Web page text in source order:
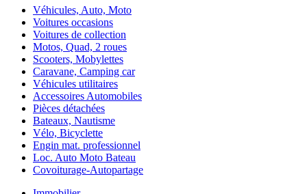
Véhicules, Auto, Moto
Voitures occasions
Voitures de collection
Motos, Quad, 2 roues
Scooters, Mobylettes
Caravane, Camping car
Véhicules utilitaires
Accessoires Automobiles
Pièces détachées
Bateaux, Nautisme
Vélo, Bicyclette
Engin mat. professionnel
Loc. Auto Moto Bateau
Covoiturage-Autopartage